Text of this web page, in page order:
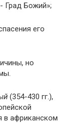
Град Божий»;
его
но
(354-430 гг.),
в африканском